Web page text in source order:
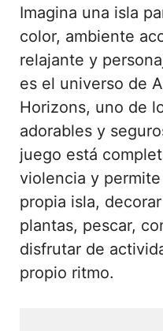
Imagina una isla
color, ambiente
relajante y
es el universo de
Horizons, uno de
adorables y
juego está
violencia y
propia isla,
plantas, pescar,
disfrutar de
propio ritmo.